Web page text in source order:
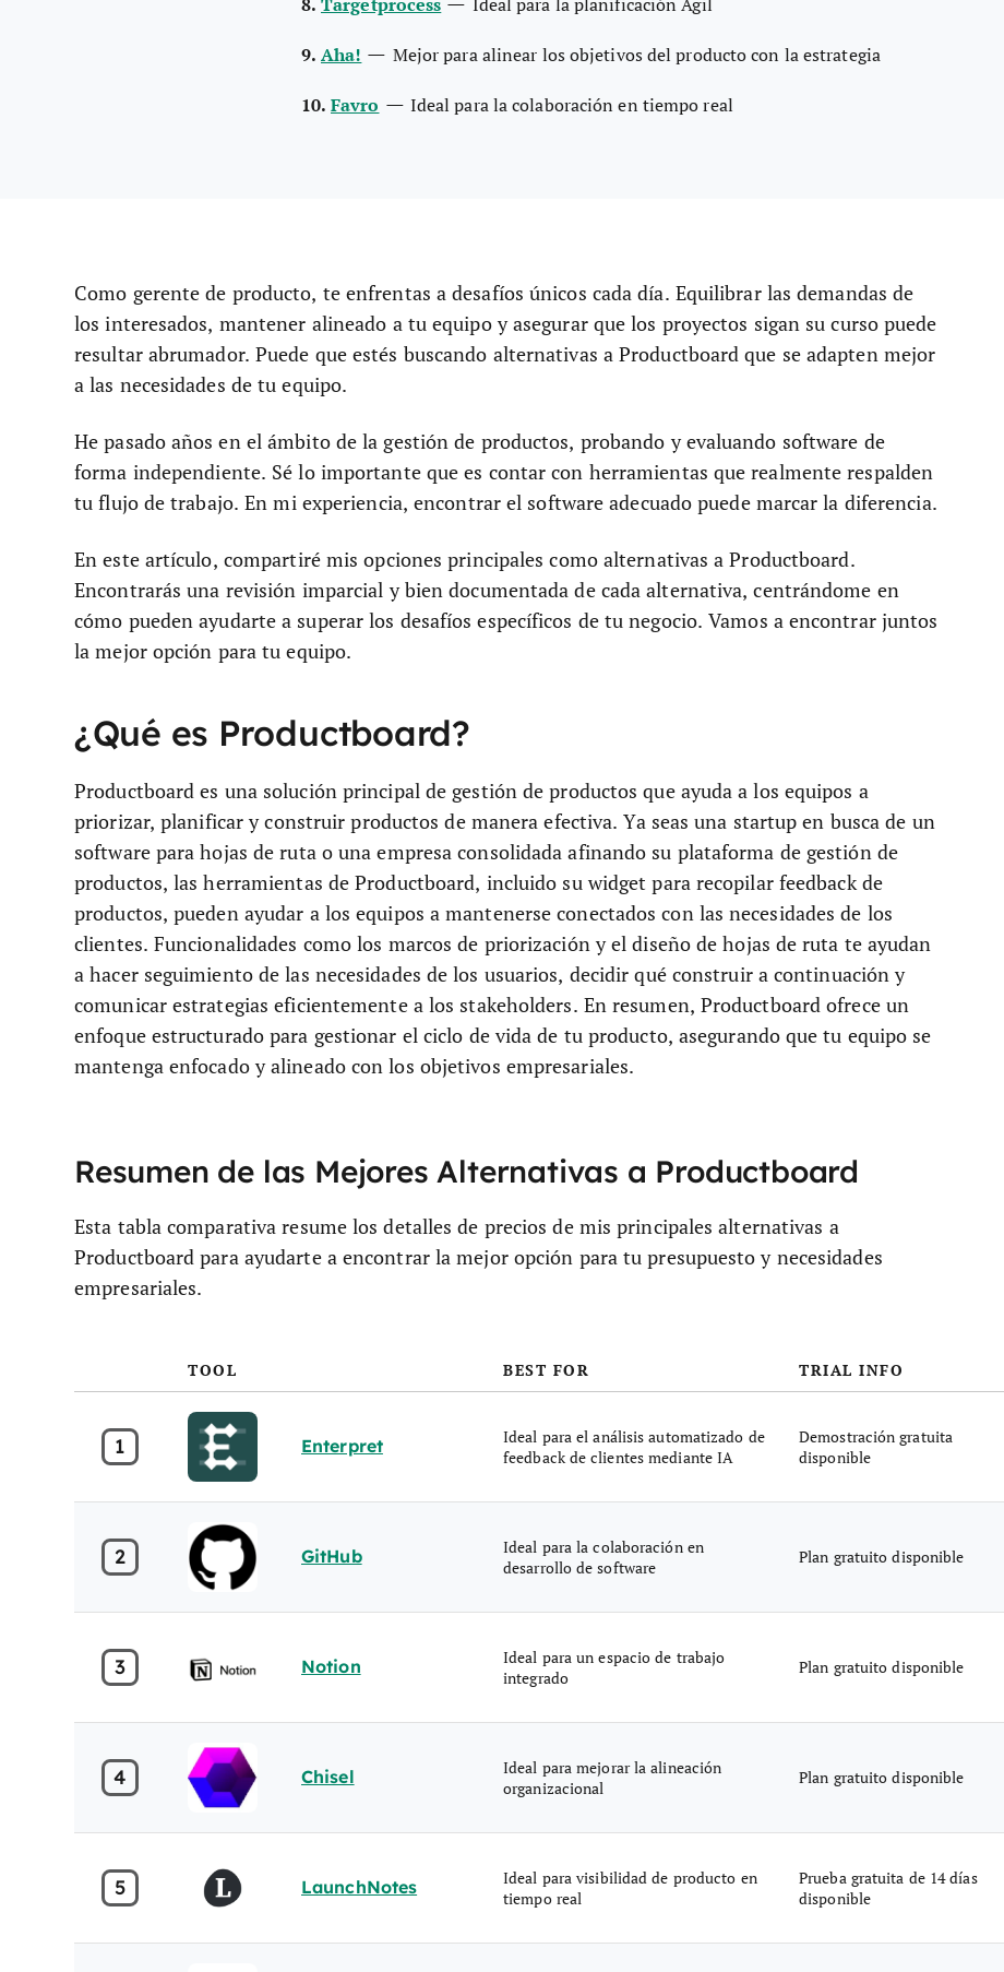
9. Aha! — Mejor para alinear los objetivos del producto con la estrategia
10. Favro — Ideal para la colaboración en tiempo real
Como gerente de producto, te enfrentas a desafíos únicos cada día. Equilibrar las demandas de
los interesados, mantener alineado a tu equipo y asegurar que los proyectos sigan su curso puede
resultar abrumador. Puede que estés buscando alternativas a Productboard que se adapten mejor
a las necesidades de tu equipo.
He pasado años en el ámbito de la gestión de productos, probando y evaluando software de
forma independiente. Sé lo importante que es contar con herramientas que realmente respalden
tu flujo de trabajo. En mi experiencia, encontrar el software adecuado puede marcar la diferencia.
En este artículo, compartiré mis opciones principales como alternativas a Productboard.
Encontrarás una revisión imparcial y bien documentada de cada alternativa, centrándome en
cómo pueden ayudarte a superar los desafíos específicos de tu negocio. Vamos a encontrar juntos
la mejor opción para tu equipo.
¿Qué es Productboard?
Productboard es una solución principal de gestión de productos que ayuda a los equipos a
priorizar, planificar y construir productos de manera efectiva. Ya seas una startup en busca de un
software para hojas de ruta o una empresa consolidada afinando su plataforma de gestión de
productos, las herramientas de Productboard, incluido su widget para recopilar feedback de
productos, pueden ayudar a los equipos a mantenerse conectados con las necesidades de los
clientes. Funcionalidades como los marcos de priorización y el diseño de hojas de ruta te ayudan
a hacer seguimiento de las necesidades de los usuarios, decidir qué construir a continuación y
comunicar estrategias eficientemente a los stakeholders. En resumen, Productboard ofrece un
enfoque estructurado para gestionar el ciclo de vida de tu producto, asegurando que tu equipo se
mantenga enfocado y alineado con los objetivos empresariales.
Resumen de las Mejores Alternativas a Productboard
Esta tabla comparativa resume los detalles de precios de mis principales alternativas a
Productboard para ayudarte a encontrar la mejor opción para tu presupuesto y necesidades
empresariales.
TOOL BEST FOR TRIAL INFO
1 Enterpret
Ideal para el análisis automatizado de
feedback de clientes mediante IA
Demostración gratuita
disponible
2 GitHub
Ideal para la colaboración en
desarrollo de software
Plan gratuito disponible
3 Notion
Ideal para un espacio de trabajo
integrado
Plan gratuito disponible
4 Chisel
Ideal para mejorar la alineación
organizacional
Plan gratuito disponible
5 LaunchNotes
Ideal para visibilidad de producto en
tiempo real
Prueba gratuita de 14 días
disponible